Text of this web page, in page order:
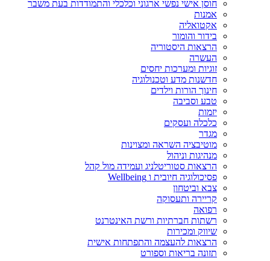
חוסן אישי נפשי ארגוני וכלכלי והתמודדות בעת משבר
אמנות
אקטואליה
בידור והומור
הרצאות היסטוריה
העשרה
זוגיות ומערכות יחסים
חדשנות מדע וטכנולוגיה
חינוך הורות וילדים
טבע וסביבה
יזמות
כלכלה ועסקים
מגדר
מוטיבציה השראה ומצוינות
מנהיגות וניהול
הרצאות סטוריטלניג ועמידה מול קהל
פסיכולוגיה חיובית ו Wellbeing
צבא וביטחון
קריירה ותעסוקה
רפואה
רשתות חברתיות ורשת האינטרנט
שיווק ומכירות
הרצאות להעצמה והתפתחות אישית
תזונה בריאות וספורט